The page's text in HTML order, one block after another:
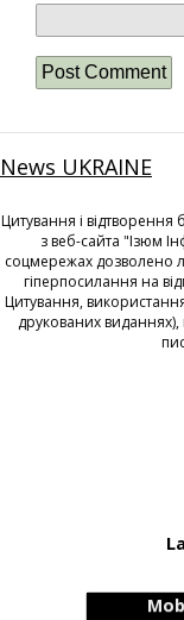
News UKRAINE
Цитування і відтворення
з веб-сайта "Ізюм
соцмережах дозволено
гіперпосилання на
Цитування,
друкованих